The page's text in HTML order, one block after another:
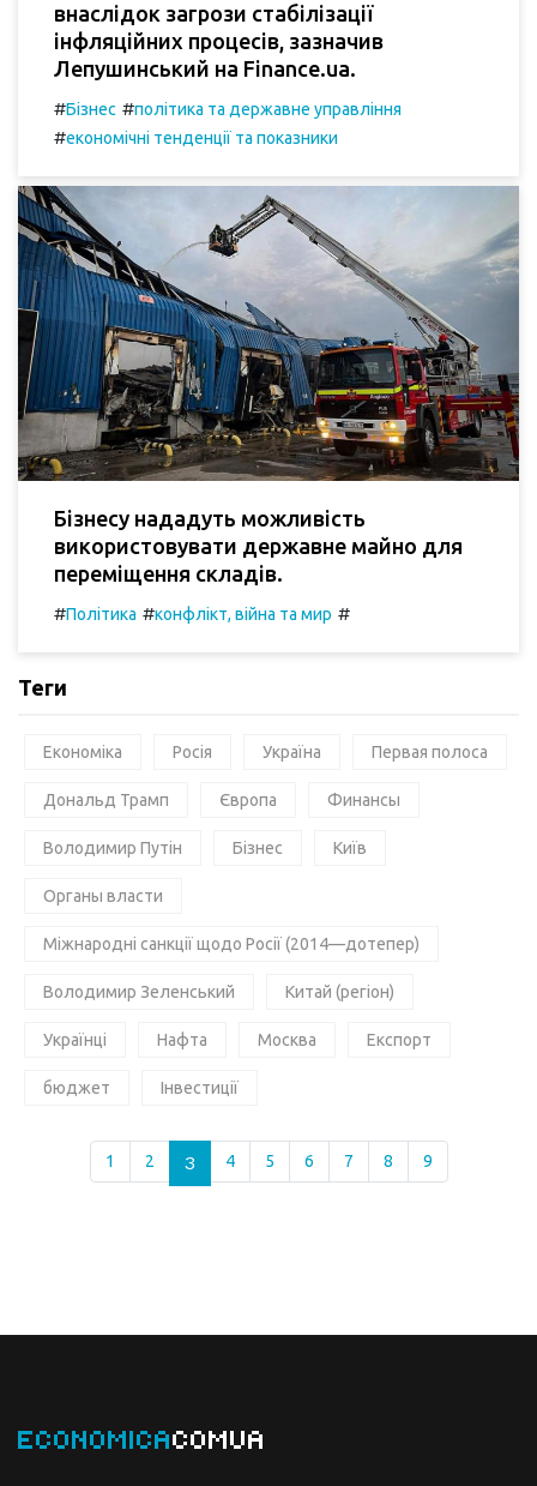
внаслідок загрози стабілізації
інфляційних процесів, зазначив
Лепушинський на Finance.ua.
#Бізнес #політика та державне управління
#економічні тенденції та показники
Бізнесу нададуть можливість
використовувати державне майно для
переміщення складів.
#Політика #конфлікт, війна та мир #
Теги
Економіка Росія Україна Первая полоса
Дональд Трамп Європа Финансы
Володимир Путін Бізнес Київ
Органы власти
Міжнародні санкції щодо Росії (2014—дотепер)
Володимир Зеленський Китай (регіон)
Українці Нафта Москва Експорт
бюджет Інвестиції
1 2 3 4 5 6 7 8 9
ECONOMICACOMUA